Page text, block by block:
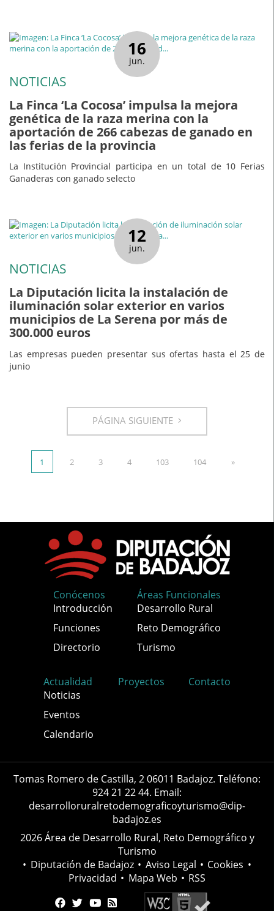
16
jun.
NOTICIAS
La Finca ‘La Cocosa’ impulsa la mejora
genética de la raza merina con la
aportación de 266 cabezas de ganado en
las ferias de la provincia
La Institución Provincial participa en un total de 10 Ferias
Ganaderas con ganado selecto
12
jun.
NOTICIAS
La Diputación licita la instalación de
iluminación solar exterior en varios
municipios de La Serena por más de
300.000 euros
Las empresas pueden presentar sus ofertas hasta el 25 de
junio
PÁGINA SIGUIENTE
1 2 3 4 103 104 »
Conócenos
Introducción
Funciones
Directorio
Áreas Funcionales
Desarrollo Rural
Reto Demográfico
Turismo
Actualidad
Noticias
Eventos
Calendario
Proyectos Contacto
Tomas Romero de Castilla, 2 06011 Badajoz. Teléfono:
924 21 22 44. Email:
desarrolloruralretodemograficoyturismo@dip-
badajoz.es
2026 Área de Desarrollo Rural, Reto Demográfico y
Turismo
• Diputación de Badajoz • Aviso Legal • Cookies •
Privacidad • Mapa Web • RSS